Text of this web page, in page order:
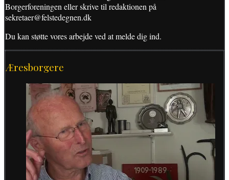
Borgerforeningen eller skrive til redaktionen på
sekretaer@felstedegnen.dk
Du kan støtte vores arbejde ved at melde dig ind.
Æresborgere